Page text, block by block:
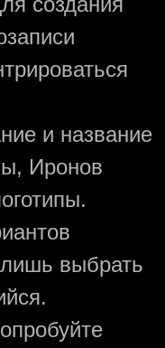
и название
Иронов
лишь выбрать